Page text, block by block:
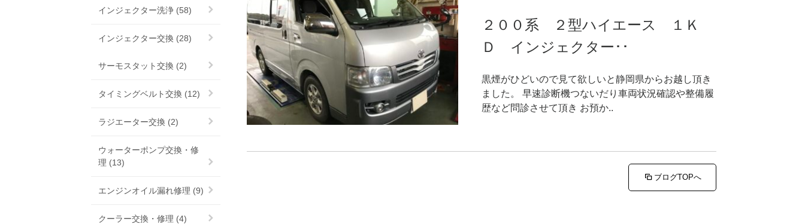
２００系 ２型ハイエース １Ｋ
Ｄ インジェクター･･
黒煙がひどいので見て欲しいと静岡県からお越し頂き
ました。 早速診断機つないだり車両状況確認や整備履
歴など問診させて頂き お預か..
ブログTOPへ
インジェクター洗浄 (58)
インジェクター交換 (28)
サーモスタット交換 (2)
タイミングベルト交換 (12)
ラジエーター交換 (2)
ウォーターポンプ交換・修
理 (13)
エンジンオイル漏れ修理 (9)
クーラー交換・修理 (4)